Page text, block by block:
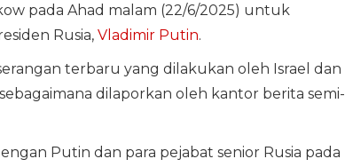
pada Ahad malam (22/6/2025) untuk
Rusia, Vladimir Putin.
terbaru yang dilakukan oleh Israel dan
dilaporkan oleh kantor berita semi-
Putin dan para pejabat senior Rusia pada